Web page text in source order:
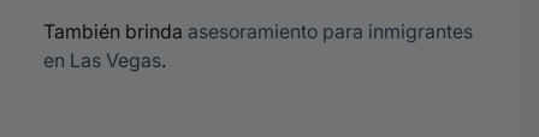
También brinda asesoramiento para inmigrantes
en Las Vegas.